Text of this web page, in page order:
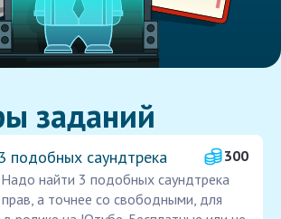
заданий
подобных саундтрека
300
Надо найти 3 подобных саундтрека
а точнее со свободными, для